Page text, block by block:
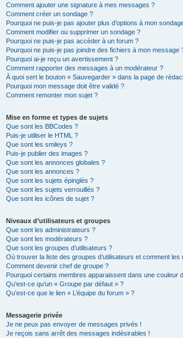
Comment ajouter une signature à mes messages ?
Comment créer un sondage ?
Pourquoi ne puis-je pas ajouter plus d’options à mon
Comment modifier ou supprimer un sondage ?
Pourquoi ne puis-je pas accéder à un forum ?
Pourquoi ne puis-je pas joindre des fichiers à mon message
Pourquoi ai-je reçu un avertissement ?
Comment rapporter des messages à un modérateur ?
À quoi sert le bouton « Sauvegarder » dans la page de
Pourquoi mon message doit être validé ?
Comment remonter mon sujet ?
Mise en forme et types de sujets
Que sont les BBCodes ?
Puis-je utiliser le HTML ?
Que sont les smileys ?
Puis-je publier des images ?
Que sont les annonces globales ?
Que sont les annonces ?
Que sont les sujets épinglés ?
Que sont les sujets verrouillés ?
Que sont les icônes de sujet ?
Niveaux d’utilisateurs et groupes
Que sont les administrateurs ?
Que sont les modérateurs ?
Que sont les groupes d’utilisateurs ?
Où trouver la liste des groupes d’utilisateurs et comment les
Comment devenir chef de groupe ?
Pourquoi certains membres apparaissent dans une couleur
Qu’est-ce qu’un « Groupe par défaut » ?
Qu’est-ce que le lien « L’équipe du forum » ?
Messagerie privée
Je ne peux pas envoyer de messages privés !
Je reçois sans arrêt des messages indésirables !